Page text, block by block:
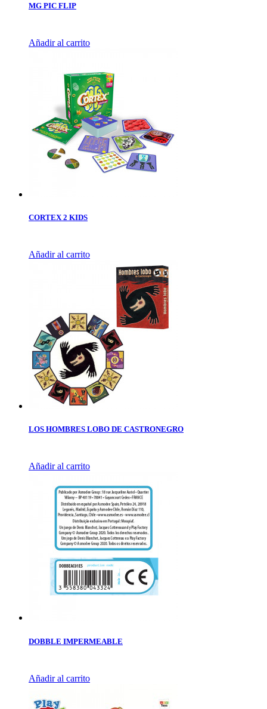
MG PIC FLIP
Añadir al carrito
CORTEX 2 KIDS
Añadir al carrito
LOS HOMBRES LOBO DE CASTRONEGRO
Añadir al carrito
DOBBLE IMPERMEABLE
Añadir al carrito